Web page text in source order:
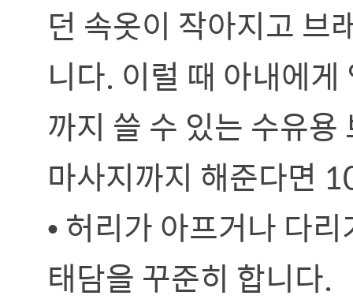
던 속옷이 작아지고 브
니다. 이럴 때 아내에
까지 쓸 수 있는 수유
마사지까지 해준다면
• 허리가 아프거나 다
태담을 꾸준히 합니다.